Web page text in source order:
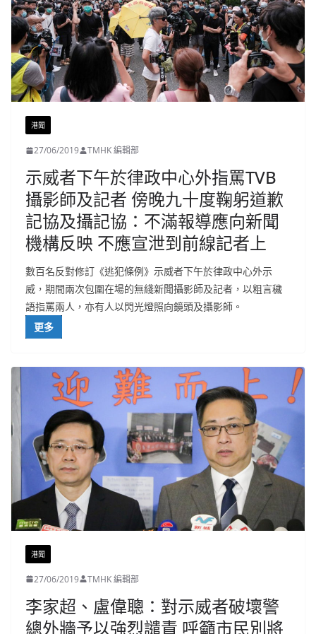
港聞
27/06/2019 TMHK 編輯部
示威者下午於律政中心外指罵TVB
攝影師及記者 傍晚九十度鞠躬道歉
記協及攝記協：不滿報導應向新聞
機構反映 不應宣泄到前線記者上
數百名反對修訂《逃犯條例》示威者下午於律政中心外示
威，期間兩次包圍在場的無綫新聞攝影師及記者，以粗言穢
語指罵兩人，亦有人以閃光燈照向鏡頭及攝影師。
更多
港聞
27/06/2019 TMHK 編輯部
李家超、盧偉聰：對示威者破壞警
總外牆予以強烈譴責 呼籲市民別將